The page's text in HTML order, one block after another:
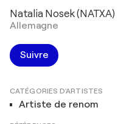
Natalia Nosek (NATXA)
Allemagne
Suivre
CATÉGORIES D'ARTISTES
Artiste de renom